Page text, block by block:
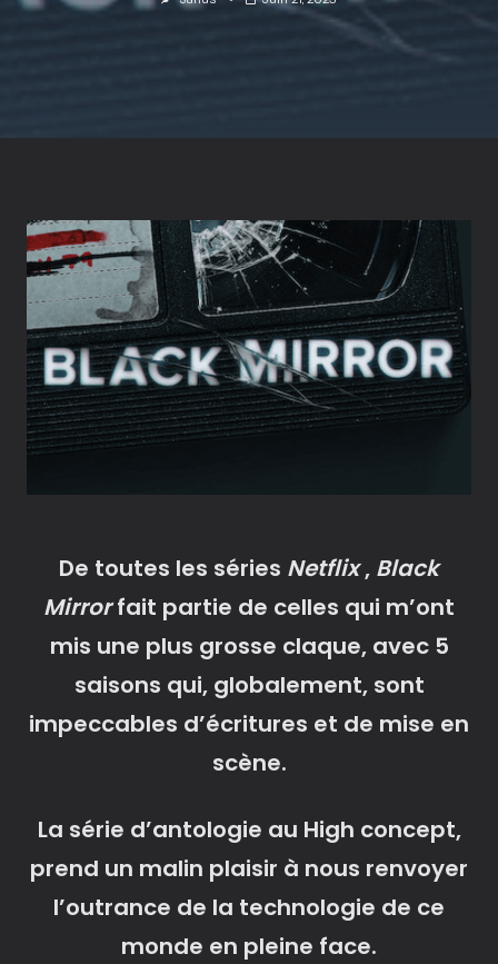
De toutes les séries Netflix, Black
Mirrorfait partie de celles qui m’ont
mis une plus grosse claque, avec 5
saisons qui, globalement, sont
impeccables d’écritures et de mise en
scène.
La série d’antologie au High concept,
prend un malin plaisir à nous renvoyer
l’outrance de la technologie de ce
monde en pleine face.